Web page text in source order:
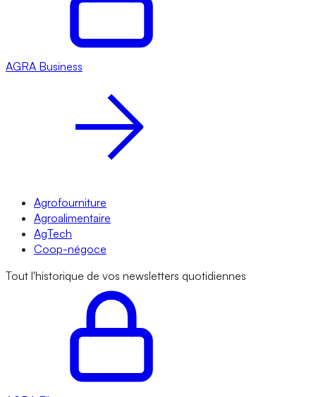
AGRA Business
Agrofourniture
Agroalimentaire
AgTech
Coop-négoce
Tout l'historique de vos newsletters quotidiennes